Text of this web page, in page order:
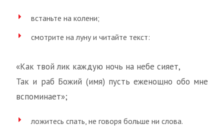
встаньте на колени;
смотрите на луну и читайте текст:
«Как твой лик каждую ночь на небе сияет,
Так и раб Божий (имя) пусть еженощно обо мне
вспоминает»;
ложитесь спать, не говоря больше ни слова.